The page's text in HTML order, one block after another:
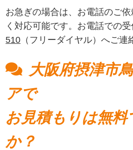
お急ぎの場合は、お電話のご
く対応可能です。お電話での
510 （フリーダイヤル）へご連
大阪府摂津市
アで
お見積もりは無料
か？